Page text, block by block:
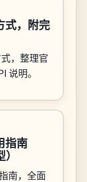
式，附完
，整理官
说明。
指南
南，全面